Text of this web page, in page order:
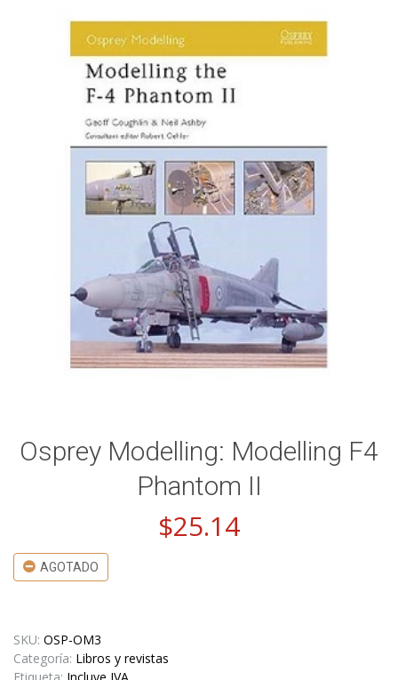
Osprey Modelling: Modelling F4
Phantom II
$25.14
AGOTADO
SKU: OSP-OM3
Categoría: Libros y revistas